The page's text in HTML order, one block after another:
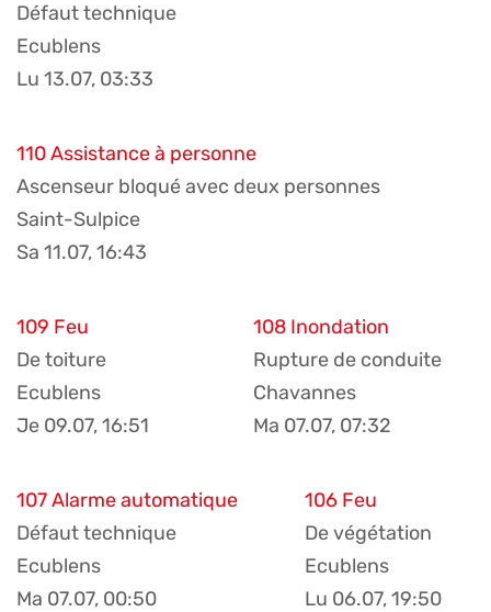
Défaut technique
Ecublens
Lu 13.07, 03:33
110 Assistance à personne
Ascenseur bloqué avec deux personnes
Saint-Sulpice
Sa 11.07, 16:43
109 Feu
De toiture
Ecublens
Je 09.07, 16:51
108 Inondation
Rupture de conduite
Chavannes
Ma 07.07, 07:32
107 Alarme automatique
Défaut technique
Ecublens
Ma 07.07, 00:50
106 Feu
De végétation
Ecublens
Lu 06.07, 19:50